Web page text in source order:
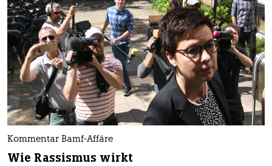
Kommentar Bamf-Affäre
Wie Rassismus wirkt